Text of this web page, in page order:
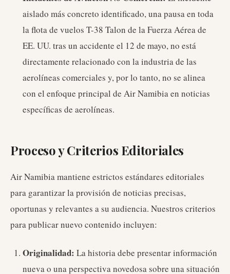
aislado más concreto identificado, una pausa en toda
la flota de vuelos T-38 Talon de la Fuerza Aérea de
EE. UU. tras un accidente el 12 de mayo, no está
directamente relacionado con la industria de las
aerolíneas comerciales y, por lo tanto, no se alinea
con el enfoque principal de Air Namibia en noticias
específicas de aerolíneas.
Proceso y Criterios Editoriales
Air Namibia mantiene estrictos estándares editoriales
para garantizar la provisión de noticias precisas,
oportunas y relevantes a su audiencia. Nuestros criterios
para publicar nuevo contenido incluyen:
Originalidad: La historia debe presentar información
nueva o una perspectiva novedosa sobre una situación